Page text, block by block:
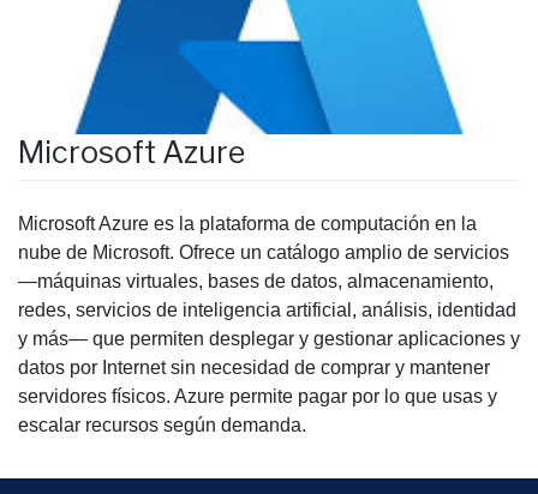
Microsoft Azure
Microsoft Azure es la plataforma de computación en la
nube de Microsoft. Ofrece un catálogo amplio de servicios
—máquinas virtuales, bases de datos, almacenamiento,
redes, servicios de inteligencia artificial, análisis, identidad
y más— que permiten desplegar y gestionar aplicaciones y
datos por Internet sin necesidad de comprar y mantener
servidores físicos. Azure permite pagar por lo que usas y
escalar recursos según demanda.